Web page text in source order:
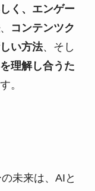
く、エンゲー
、
コンテンツク
い方法、そし
理解し合うた
。
未来は、AIと